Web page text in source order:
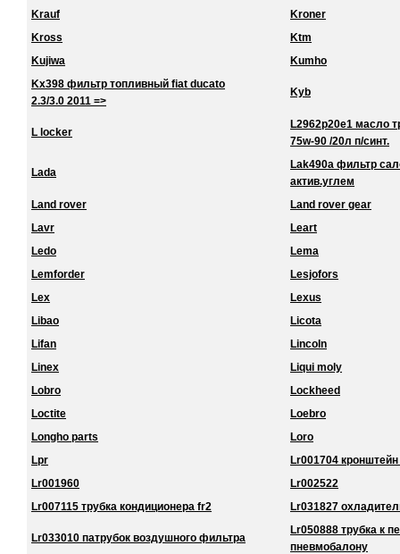
Krauf
Kroner
Kross
Ktm
Kujiwa
Kumho
Kx398 фильтр топливный fiat ducato
2.3/3.0 2011 =>
Kyb
L locker
L2962p20e1 масло
75w-90 /20л п/синт.
Lada
Lak490a фильтр
актив.углем
Land rover
Land rover gear
Lavr
Leart
Ledo
Lema
Lemforder
Lesjofors
Lex
Lexus
Libao
Licota
Lifan
Lincoln
Linex
Liqui moly
Lobro
Lockheed
Loctite
Loebro
Longho parts
Loro
Lpr
Lr001704
Lr001960
Lr002522
Lr007115 трубка кондиционера fr2
Lr031827
Lr033010 патрубок воздушного фильтра
Lr050888 трубка к
пневмобалону